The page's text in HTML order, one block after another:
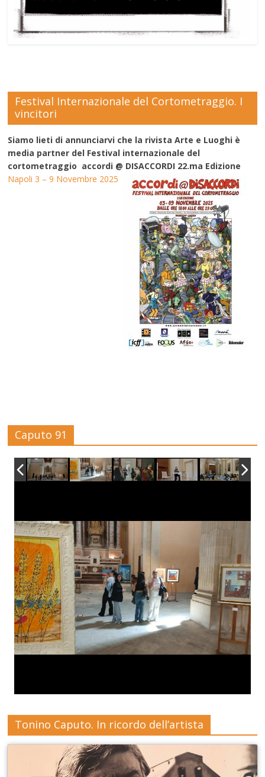
Festival Internazionale del Cortometraggio. I
vincitori
Siamo lieti di annunciarvi che la rivista Arte e Luoghi è
media partner del Festival internazionale del
cortometraggio accordi @ DISACCORDI 22.ma Edizione
Napoli 3 – 9 Novembre 2025
Caputo 91
Tonino Caputo. In ricordo dell’artista